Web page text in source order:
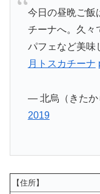
今日の昼晩ご飯
チーナへ。久々
パフェなど美味
月トスカチーナ
— 北烏（きたか
2019
【住所】